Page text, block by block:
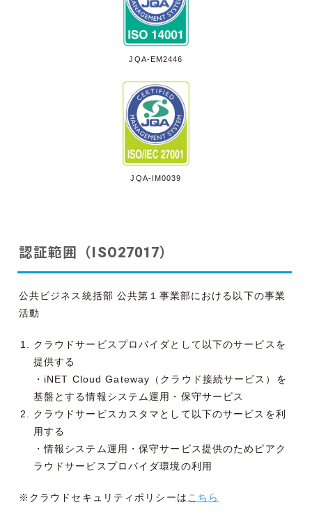
JQA-EM2446
JQA-IM0039
認証範囲（ISO27017）
公共ビジネス統括部 公共第１事業部における以下の事業
活動
クラウドサービスプロバイダとして以下のサービスを
提供する
・iNET Cloud Gateway（クラウド接続サービス）を
基盤とする情報システム運用・保守サービス
クラウドサービスカスタマとして以下のサービスを利
用する
・情報システム運用・保守サービス提供のためピアク
ラウドサービスプロバイダ環境の利用
※クラウドセキュリティポリシーは こちら